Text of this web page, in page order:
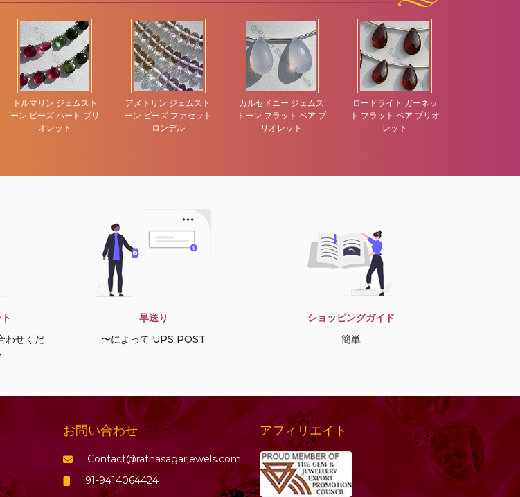
トルマリン ジェムスト
ーン ビーズ ハート ブリ
オレット
アメトリン ジェムスト
ーン ビーズ ファセット
ロンデル
カルセドニー ジェムス
トーン フラット ペア ブ
リオレット
ロードライト ガーネッ
ト フラット ペア ブリオ
レット
わせくだ
早送り
〜によって UPS POST
ショッピングガイド
簡単
お問い合わせ
Contact@ratnasagarjewels.com
91-9414064424
アフィリエイト